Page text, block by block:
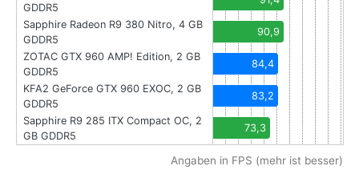
GDDR5
Sapphire Radeon R9 380 Nitro, 4 GB
GDDR5
90,9
ZOTAC GTX 960 AMP! Edition, 2 GB
GDDR5
84,4
KFA2 GeForce GTX 960 EXOC, 2 GB
GDDR5
83,2
Sapphire R9 285 ITX Compact OC, 2
GB GDDR5
73,3
Angaben in FPS (mehr ist besser)